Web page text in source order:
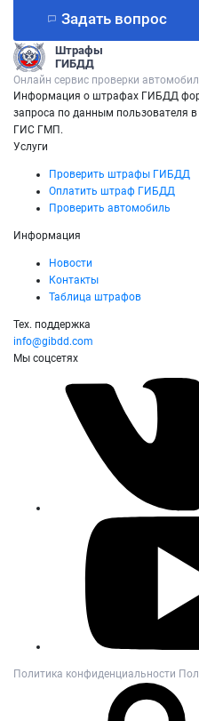
Задать вопрос
Штрафы
ГИБДД
Онлайн сервис проверки
Информация о штрафах ГИБДД
запроса по данным
ГИС ГМП.
Услуги
Проверить штрафы ГИБДД
Оплатить штраф ГИБДД
Проверить автомобиль
Информация
Новости
Контакты
Таблица штрафов
Тех. поддержка
info@gibdd.com
Мы соцсетях
Политика конфиденциальности